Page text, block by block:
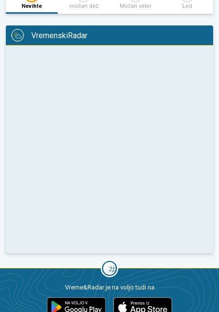
Nevihte močan dež Močan veter Led
VremenskiRadar
Vreme&Radar je na voljo tudi na